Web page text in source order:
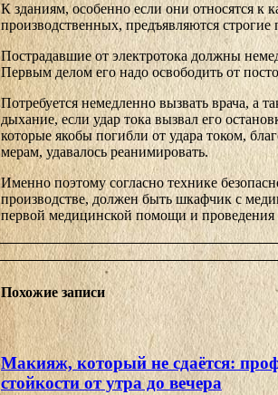
К зданиям, особенно если они относятся
производственных, предъявляются строгие
Пострадавшие от электротока должны
Первым делом его надо освободить от
Потребуется немедленно вызвать врача, а
дыхание, если удар тока вызвал его
которые якобы погибли от удара током,
мерам, удавалось реанимировать.
Именно поэтому согласно технике
производстве, должен быть шкафчик с
первой медицинской помощи и
Похожие записи
Макияж, который не сдаётся:
стойкости от утра до вечера